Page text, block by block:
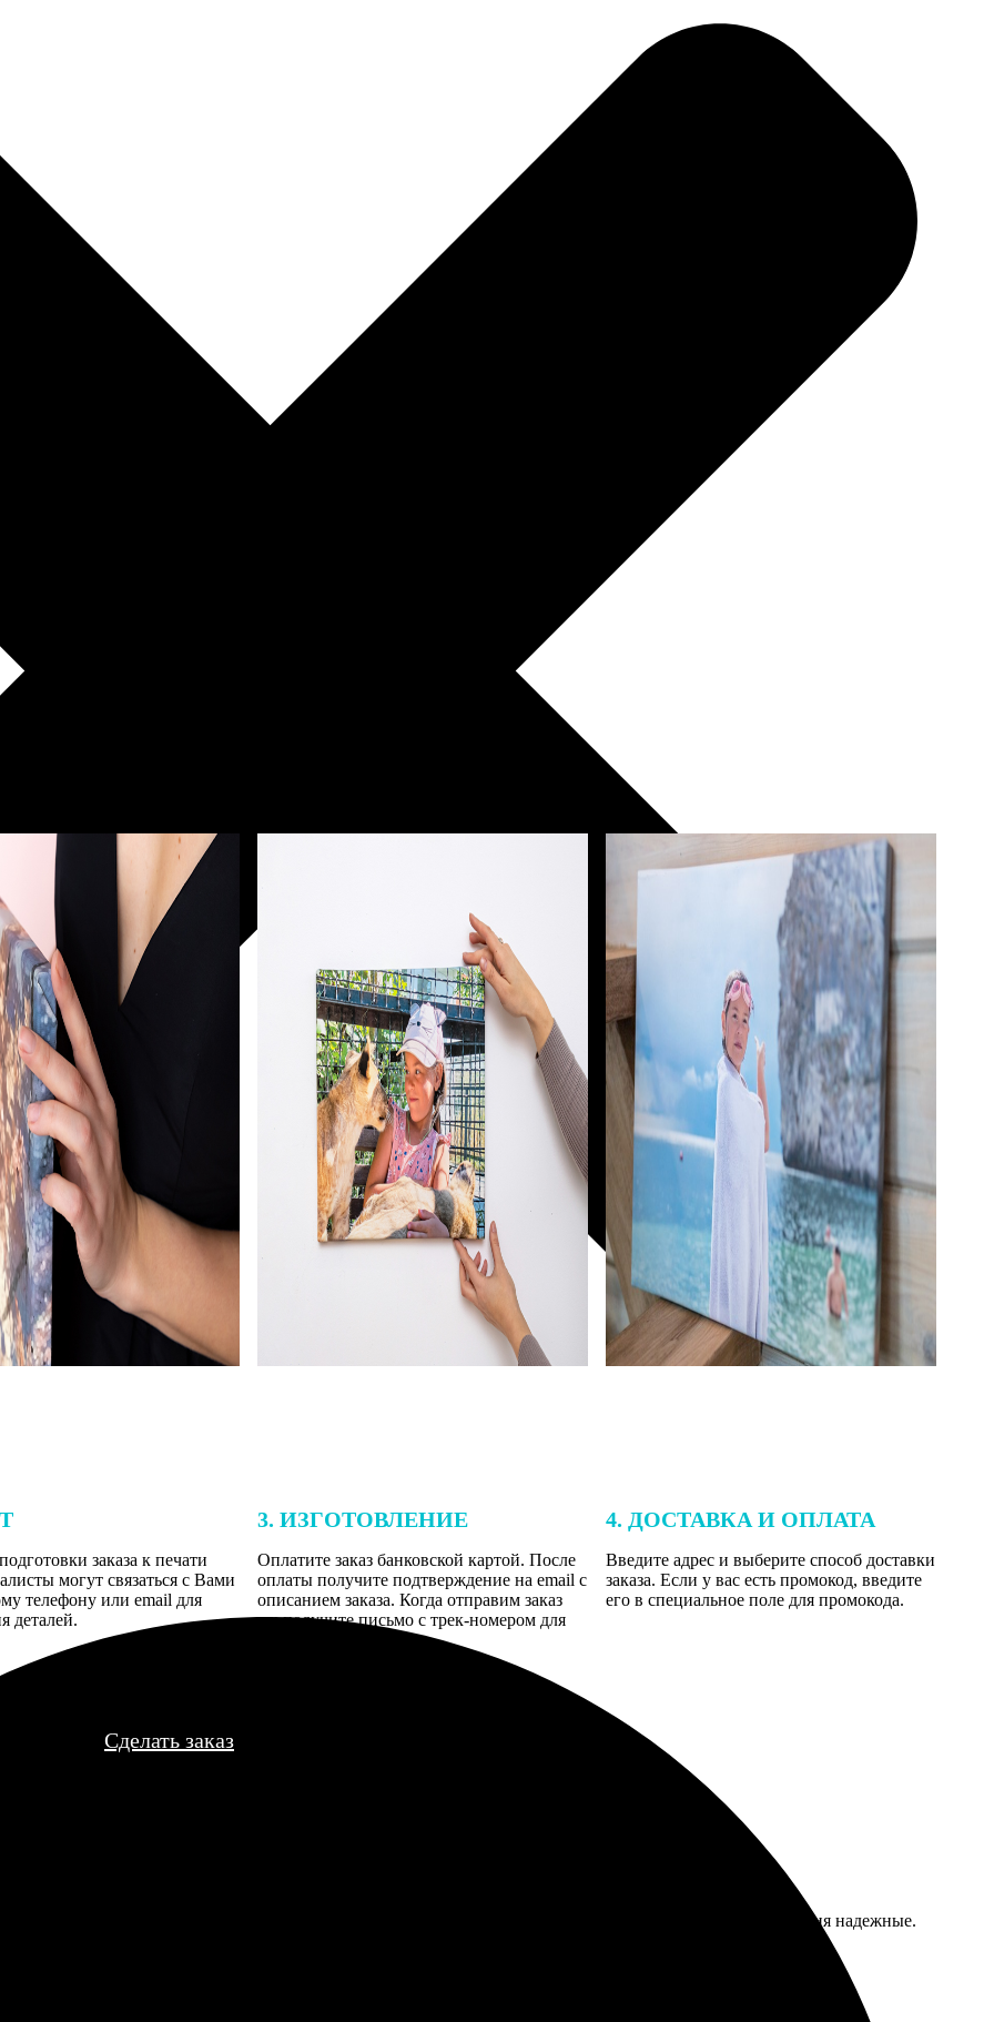
заказа к печати
могут связаться с Вами
телефону или email для
деталей.
3. ИЗГОТОВЛЕНИЕ
Оплатите заказ банковской картой. После
оплаты получите подтверждение на email с
описанием заказа. Когда отправим заказ
вы получите письмо с трек-номером для
4. ДОСТАВКА И ОПЛАТА
Введите адрес и выберите способ доставки
заказа. Если у вас есть промокод, введите
его в специальное поле для промокода.
Сделать заказ
успеть. Пришли в середине декабря, еле успели на елку. Качество на высоте, краски сочные, крепления надежные.